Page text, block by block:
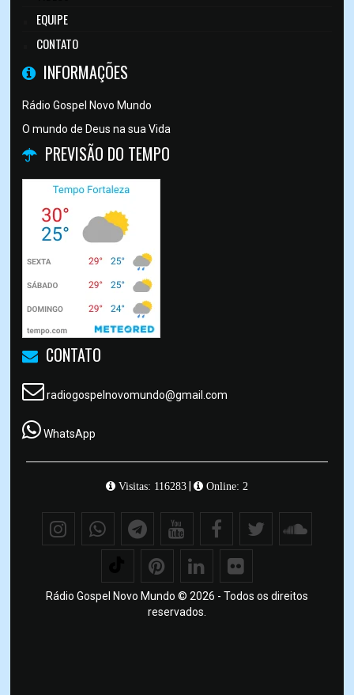
EQUIPE
CONTATO
INFORMAÇÕES
Rádio Gospel Novo Mundo
O mundo de Deus na sua Vida
PREVISÃO DO TEMPO
CONTATO
radiogospelnovomundo@gmail.com
WhatsApp
Visitas: 116283| Online: 2
Rádio Gospel Novo Mundo © 2026 - Todos os direitos
reservados.